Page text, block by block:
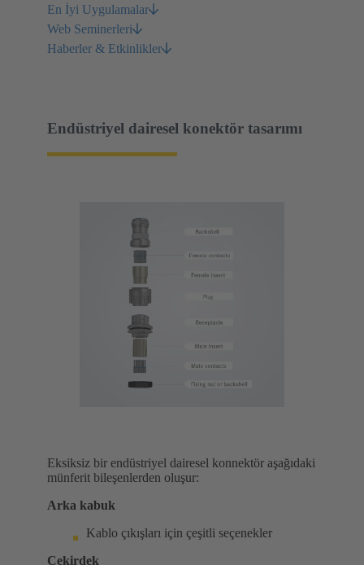
En İyi Uygulamalar
Web Seminerleri
Haberler & Etkinlikler
Endüstriyel dairesel konektör tasarımı
Eksiksiz bir endüstriyel dairesel konnektör aşağıdaki
münferit bileşenlerden oluşur:
Arka kabuk
Kablo çıkışları için çeşitli seçenekler
Çekirdek